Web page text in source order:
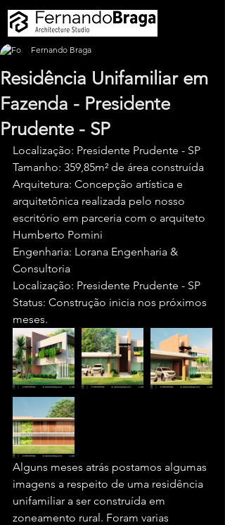
Residência Unifamiliar em
Fazenda - Presidente
Prudente - SP
Fernando Braga
Localização: Presidente Prudente - SP
Tamanho: 359,85m² de área construída
Arquitetura: Concepção artística e
arquitetônica realizada pelo nosso
escritório em parceria com o arquiteto
Humberto Pomini
Engenharia: Lorana Engenharia &
Consultoria
Localização: Presidente Prudente - SP
Status: Construção inicia nos próximos
meses.
Alguns meses atrás postamos algumas
imagens a respeito de uma residência
unifamiliar a ser construída em
zoneamento rural. Foram varias